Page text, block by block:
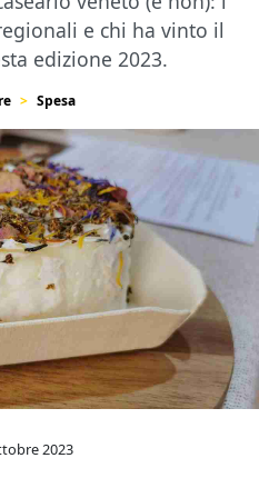
e chi ha vinto il
edizione 2023.
Spesa
2023